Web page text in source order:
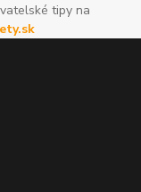
tipy na